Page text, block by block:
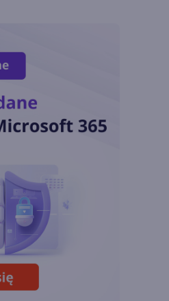
OpenAI tnie ceny
modeli GPT-5.6.
Odpowiedź na presję
Chin
chmury. Microsoft
ogłasza znakomite
wyniki i
superaplikację
Sztuczna inteligencja
wspiera odkrycia
naukowe. OpenAI
startuje z nowym